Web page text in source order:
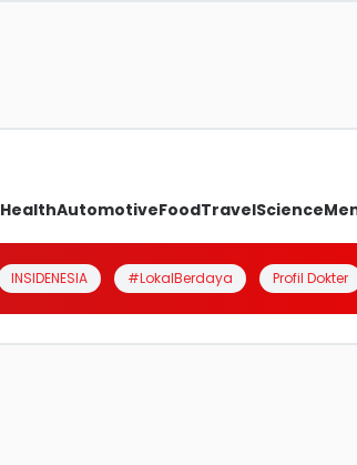
HealthAutomotiveFoodTravelScience
INSIDENESIA #LokalBerdaya Profil Dokter